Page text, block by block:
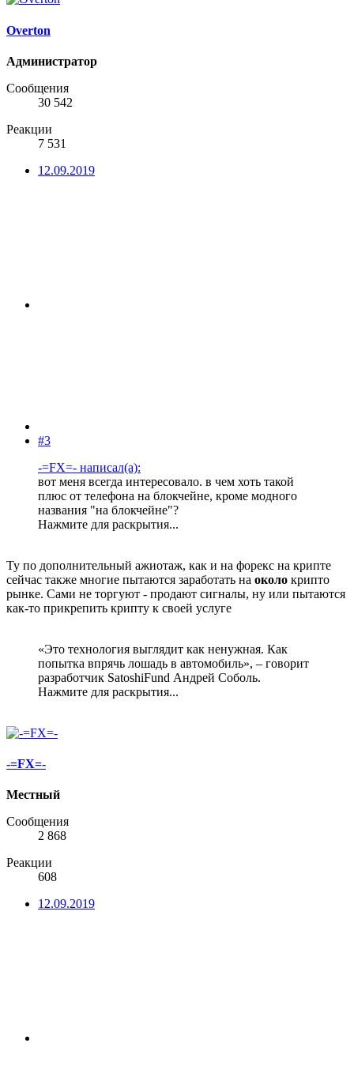
Overton
Администратор
Сообщения
30 542
Реакции
7 531
12.09.2019
#3
-=FX=- написал(а):
вот меня всегда интересовало. в чем хоть такой
плюс от телефона на блокчейне, кроме модного
названия "на блокчейне"?
Нажмите для раскрытия...
Ту по дополнительный ажиотаж, как и на форекс на крипте
сейчас также многие пытаются заработать на около крипто
рынке. Сами не торгуют - продают сигналы, ну или пытаются
как-то прикрепить крипту к своей услуге
«Это технология выглядит как ненужная. Как
попытка впрячь лошадь в автомобиль», – говорит
разработчик SatoshiFund Андрей Соболь.
Нажмите для раскрытия...
-=FX=-
Местный
Сообщения
2 868
Реакции
608
12.09.2019